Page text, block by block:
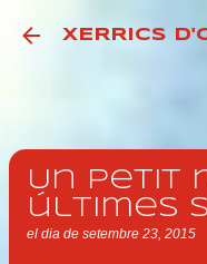
Salta al
XERRICS
Un petit
últimes
el dia de setembre 23, 2015